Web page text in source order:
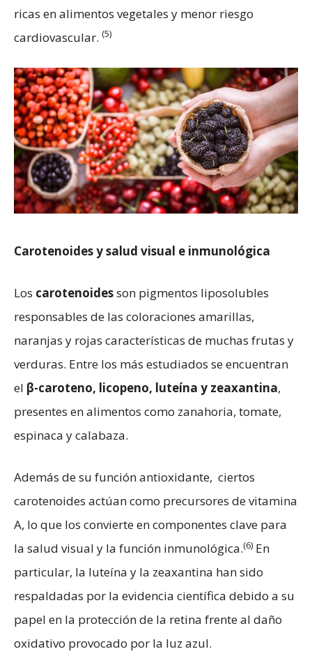
ricas en alimentos vegetales y menor riesgo
cardiovascular. (5)
Carotenoides y salud visual e inmunológica
Los carotenoidesson pigmentos liposolubles
responsables de las coloraciones amarillas,
naranjas y rojas características de muchas frutas y
verduras. Entre los más estudiados se encuentran
el β-caroteno, licopeno, luteína y zeaxantina,
presentes en alimentos como zanahoria, tomate,
espinaca y calabaza.
Además de su función antioxidante, ciertos
carotenoides actúan como precursores de vitamina
A, lo que los convierte en componentes clave para
la salud visual y la función inmunológica.(6) En
particular, la luteína y la zeaxantina han sido
respaldadas por la evidencia científica debido a su
papel en la protección de la retina frente al daño
oxidativo provocado por la luz azul.